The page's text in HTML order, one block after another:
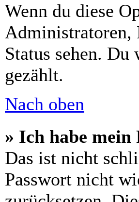
Wenn du diese
Administratoren,
Status sehen.
gezählt.
Nach oben
» Ich habe mein
Das ist nicht
Passwort nicht